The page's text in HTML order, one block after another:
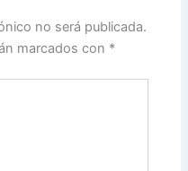
no será publicada.
marcados con *